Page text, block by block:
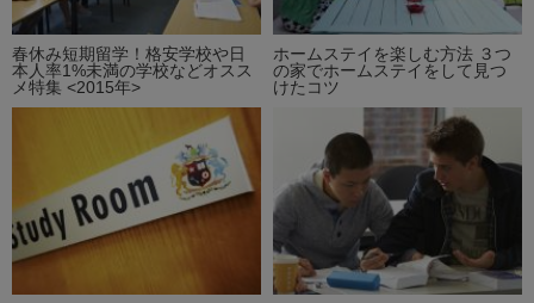
春休み短期留学！格安学校や日
本人率1%未満の学校などオスス
メ特集 <2015年>
ホームステイを楽しむ方法 ３つ
の家でホームステイをして見つ
けたコツ